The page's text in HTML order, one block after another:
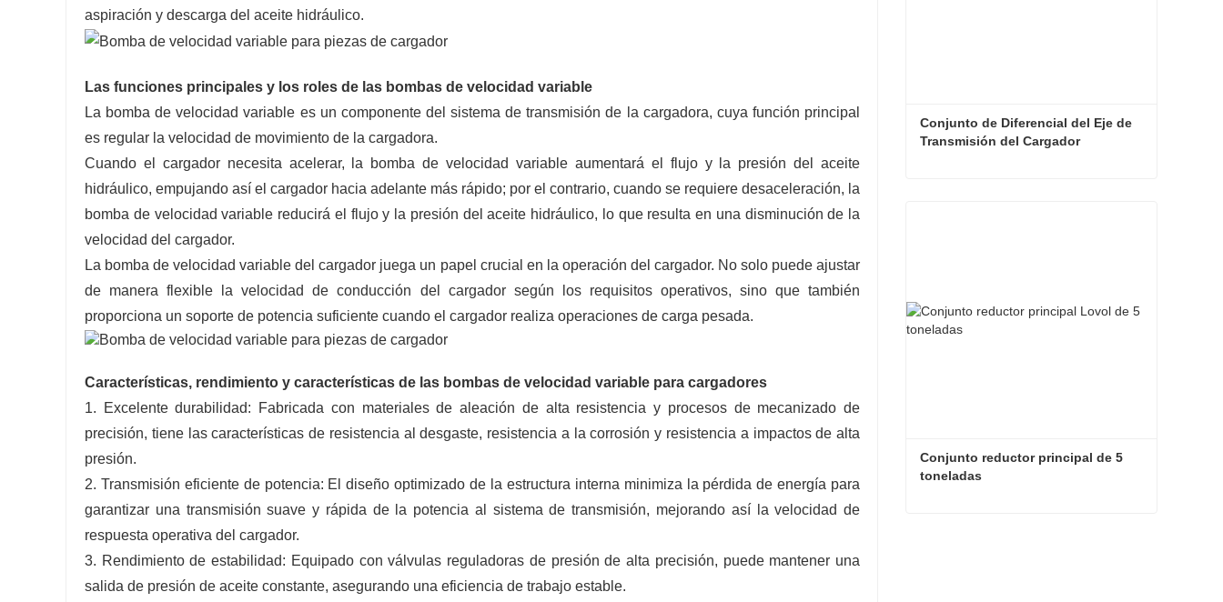
aspiración y descarga del aceite hidráulico.
Las funciones principales y los roles de las bombas de velocidad variable
La bomba de velocidad variable es un componente del sistema de transmisión de la cargadora, cuya función principal
es regular la velocidad de movimiento de la cargadora.
Cuando el cargador necesita acelerar, la bomba de velocidad variable aumentará el flujo y la presión del aceite
hidráulico, empujando así el cargador hacia adelante más rápido; por el contrario, cuando se requiere desaceleración, la
bomba de velocidad variable reducirá el flujo y la presión del aceite hidráulico, lo que resulta en una disminución de la
velocidad del cargador.
La bomba de velocidad variable del cargador juega un papel crucial en la operación del cargador. No solo puede ajustar
de manera flexible la velocidad de conducción del cargador según los requisitos operativos, sino que también
proporciona un soporte de potencia suficiente cuando el cargador realiza operaciones de carga pesada.
Características, rendimiento y características de las bombas de velocidad variable para cargadores
1. Excelente durabilidad: Fabricada con materiales de aleación de alta resistencia y procesos de mecanizado de
precisión, tiene las características de resistencia al desgaste, resistencia a la corrosión y resistencia a impactos de alta
presión.
2. Transmisión eficiente de potencia: El diseño optimizado de la estructura interna minimiza la pérdida de energía para
garantizar una transmisión suave y rápida de la potencia al sistema de transmisión, mejorando así la velocidad de
respuesta operativa del cargador.
3. Rendimiento de estabilidad: Equipado con válvulas reguladoras de presión de alta precisión, puede mantener una
salida de presión de aceite constante, asegurando una eficiencia de trabajo estable.
Conjunto de Diferencial del Eje de
Transmisión del Cargador
Conjunto reductor principal de 5
toneladas